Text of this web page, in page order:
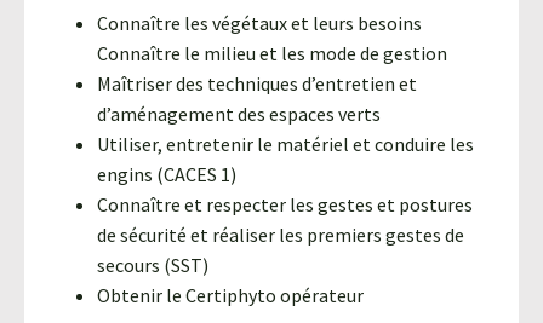
Connaître les végétaux et leurs besoins
Connaître le milieu et les mode de gestion
Maîtriser des techniques d’entretien et
d’aménagement des espaces verts
Utiliser, entretenir le matériel et conduire les
engins (CACES 1)
Connaître et respecter les gestes et postures
de sécurité et réaliser les premiers gestes de
secours (SST)
Obtenir le Certiphyto opérateur